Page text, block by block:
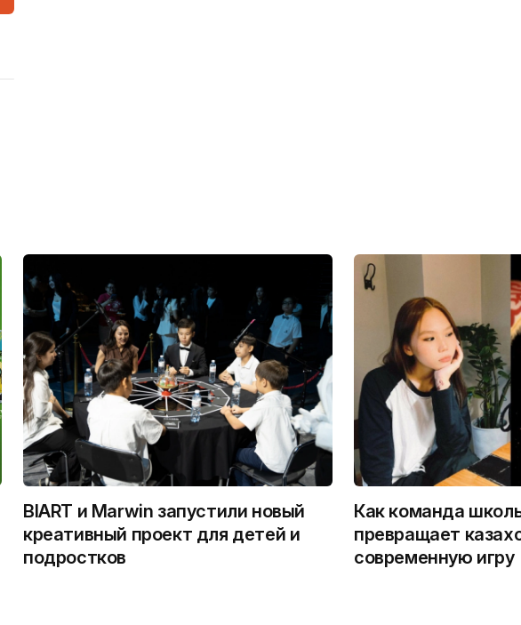
BIART и Marwin запустили новый
креативный проект для детей и
подростков
Как команда
превращает
современную игру